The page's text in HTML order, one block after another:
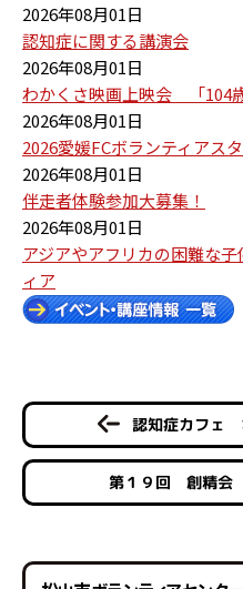
2026年08月01日
認知症に関する講演会
2026年08月01日
わかくさ映画上映会 「104
2026年08月01日
2026愛媛FCボランティアス
2026年08月01日
伴走者体験参加大募集！
2026年08月01日
アジアやアフリカの困難な
ィア
認知症カフェ
第１９回 創精会